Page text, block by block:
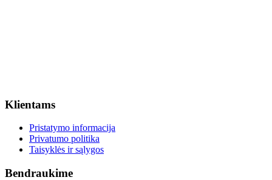
Klientams
Pristatymo informacija
Privatumo politika
Taisyklės ir sąlygos
Bendraukime